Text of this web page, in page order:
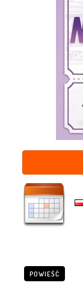
POWIEŚĆ